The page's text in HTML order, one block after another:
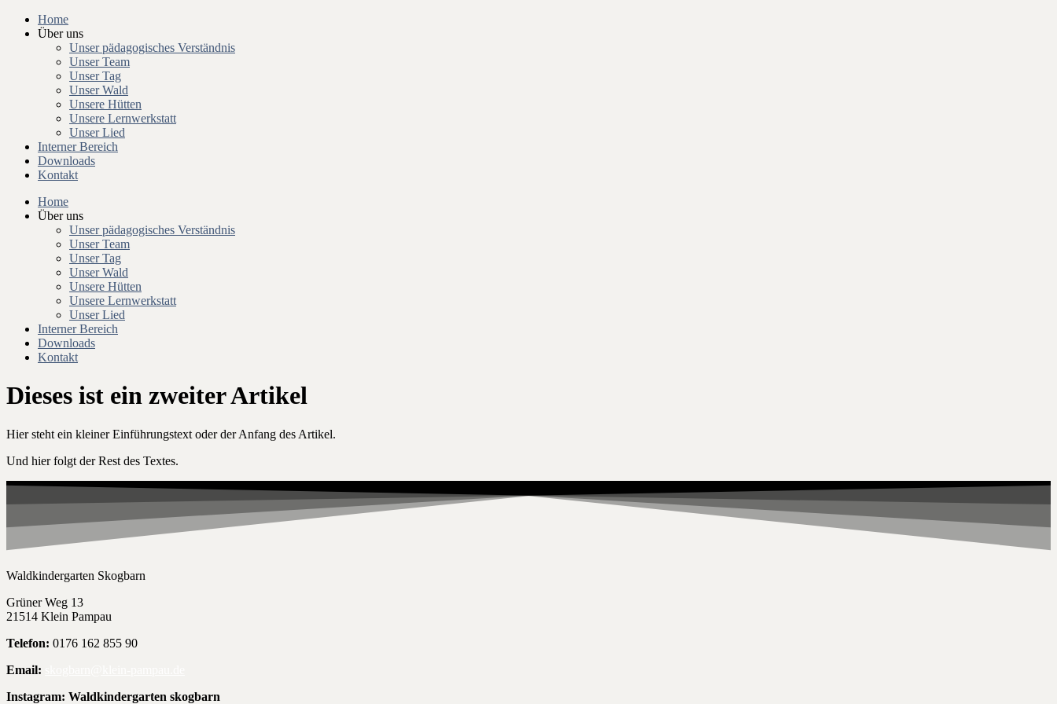
Home
Über uns
Unser pädagogisches Verständnis
Unser Team
Unser Tag
Unser Wald
Unsere Hütten
Unsere Lernwerkstatt
Unser Lied
Interner Bereich
Downloads
Kontakt
Home
Über uns
Unser pädagogisches Verständnis
Unser Team
Unser Tag
Unser Wald
Unsere Hütten
Unsere Lernwerkstatt
Unser Lied
Interner Bereich
Downloads
Kontakt
Dieses ist ein zweiter Artikel
Hier steht ein kleiner Einführungstext oder der Anfang des Artikel.
Und hier folgt der Rest des Textes.
Waldkindergarten Skogbarn
Grüner Weg 13
21514 Klein Pampau
Telefon: 0176 162 855 90
Email:
Instagram: Waldkindergarten skogbarn